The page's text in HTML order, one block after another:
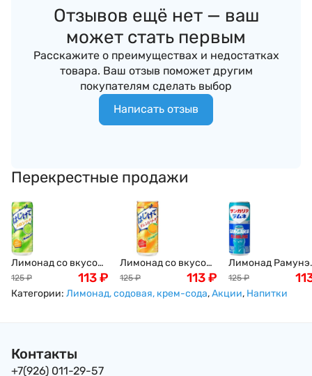
Отзывов ещё нет — ваш
может стать первым
Расскажите о преимуществах и недостатках
товара. Ваш отзыв поможет другим
покупателям сделать выбор
Написать отзыв
Перекрестные продажи
Лимонад со вкусом
тайваньской дыни
(дынная сода)
SANGARIA Melon
125 ₽ 113₽
Лимонад со вкусом
апельсина
(апельсиновая
сода), SANGARIA
125 ₽ 113₽
Лимонад Рамунэ
классический
Сангария Ramune
125 ₽
Категории: Лимонад, содовая, крем-сода,Акции, Напитки
Контакты
+7(926) 011-29-57